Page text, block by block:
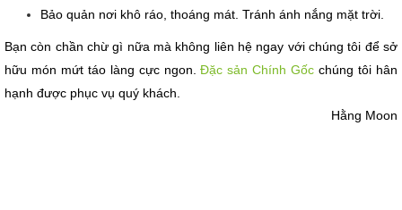
Bảo quản nơi khô ráo, thoáng mát. Tránh ánh nắng mặt trời.
Bạn còn chần chừ gì nữa mà không liên hệ ngay với chúng tôi để sở
hữu món mứt táo làng cực ngon. Đặc sản Chính Gốc chúng tôi hân
hạnh được phục vụ quý khách.
Hằng Moon